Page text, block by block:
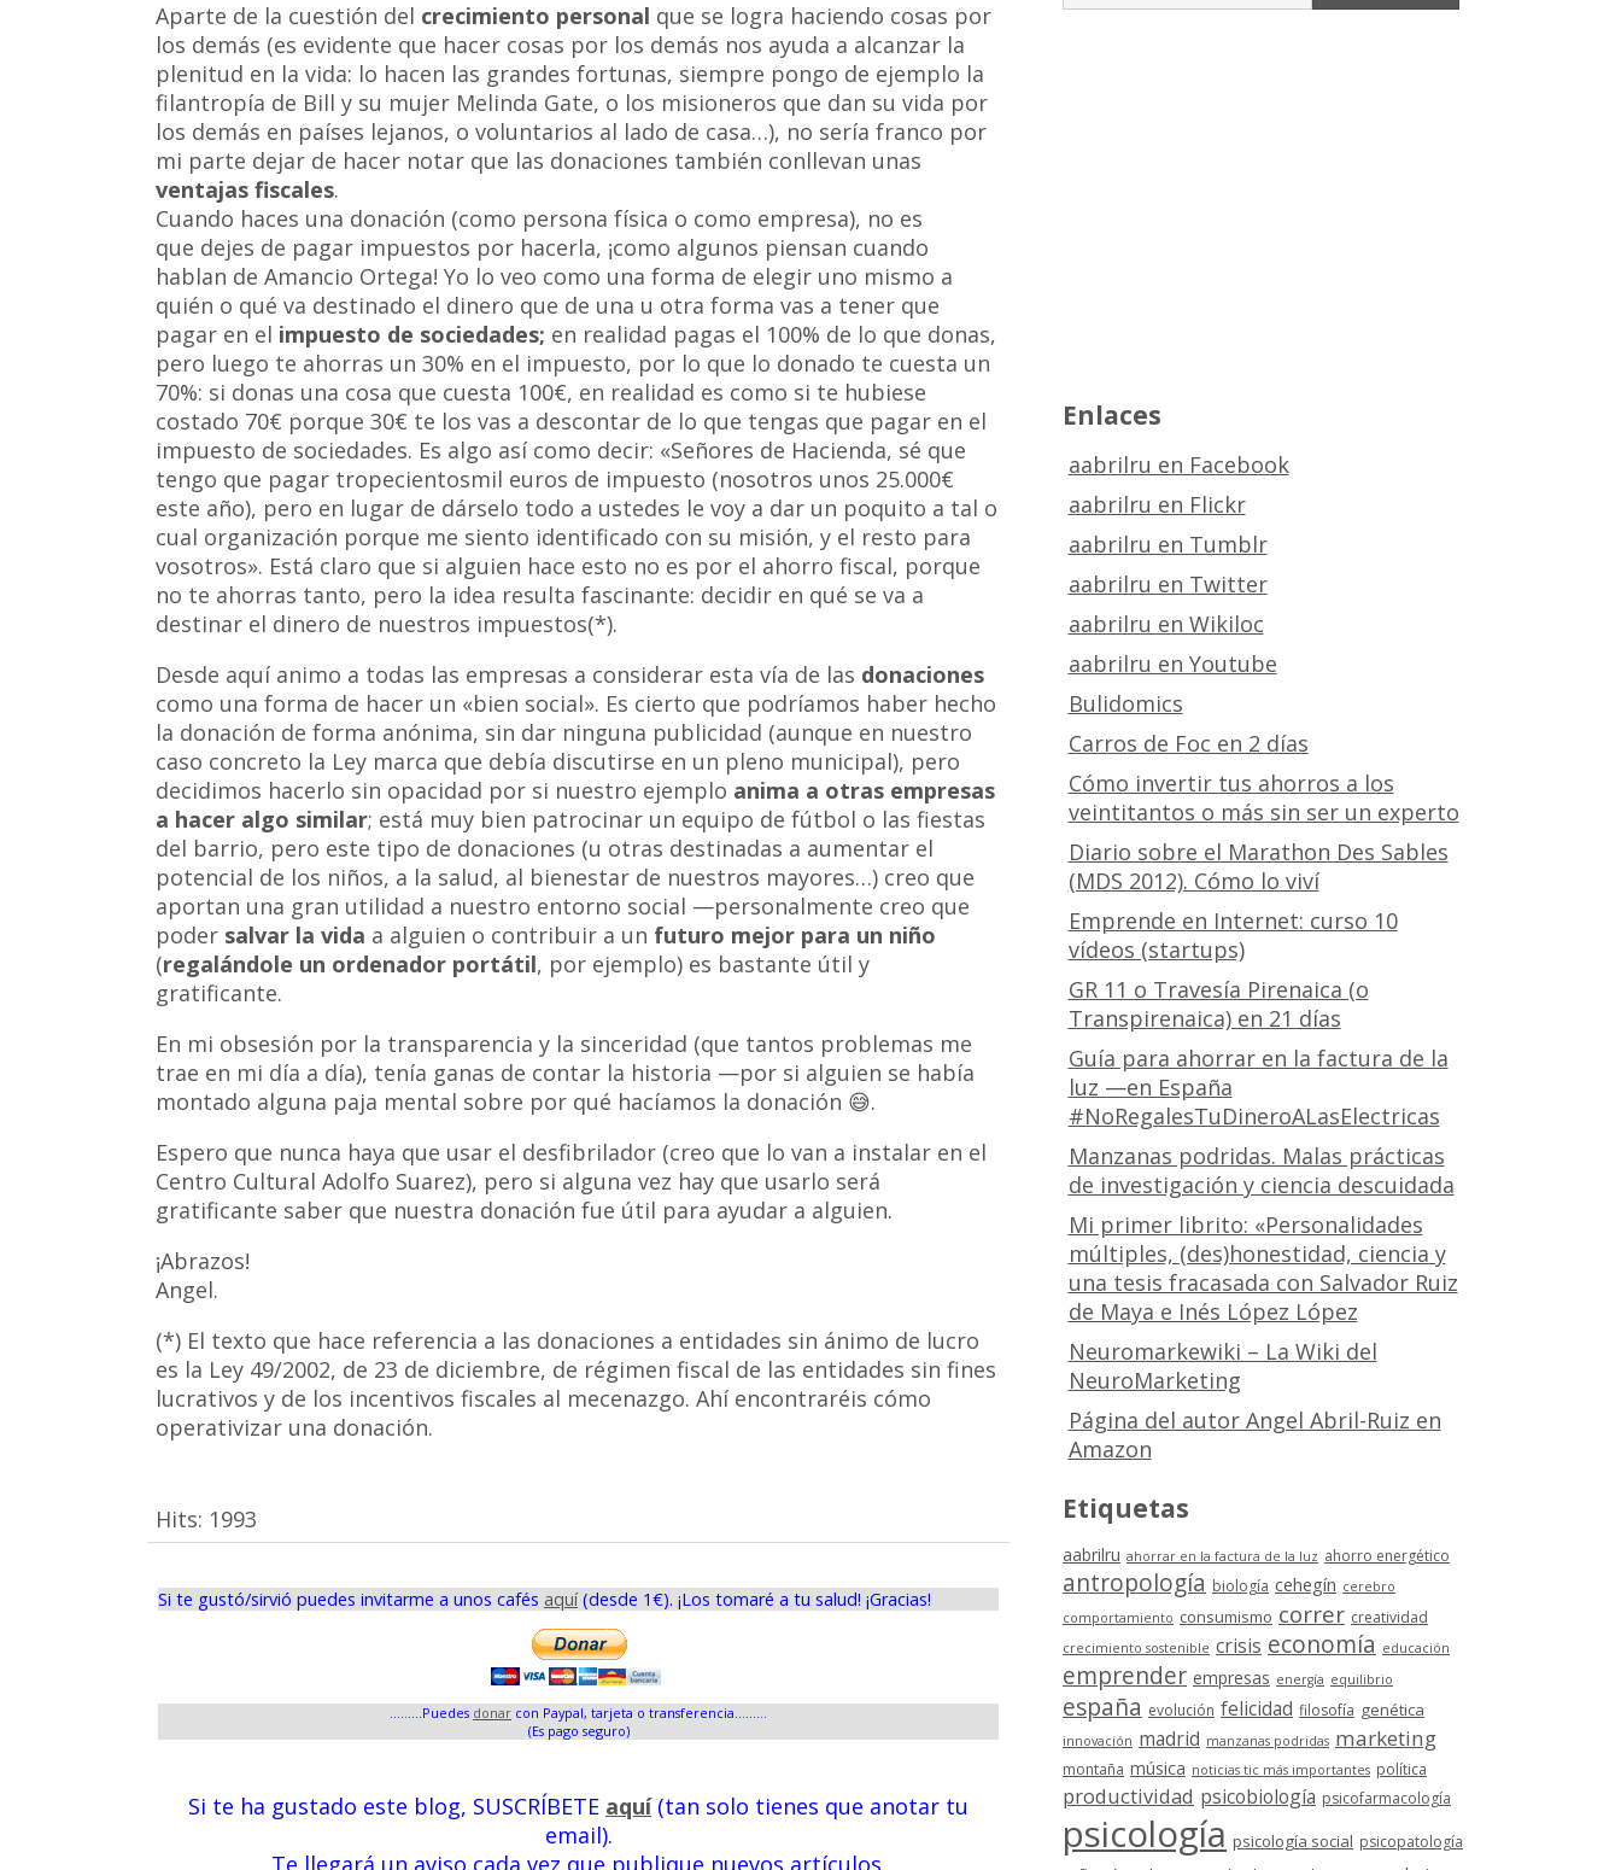
Aparte de la cuestión del crecimiento personal que se logra haciendo cosas por
los demás (es evidente que hacer cosas por los demás nos ayuda a alcanzar la
plenitud en la vida: lo hacen las grandes fortunas, siempre pongo de ejemplo la
filantropía de Bill y su mujer Melinda Gate, o los misioneros que dan su vida por
los demás en países lejanos, o voluntarios al lado de casa…), no sería franco por
mi parte dejar de hacer notar que las donaciones también conllevan unas
ventajas fiscales.
Cuando haces una donación (como persona física o como empresa), no es
que dejes de pagar impuestos por hacerla, ¡como algunos piensan cuando
hablan de Amancio Ortega! Yo lo veo como una forma de elegir uno mismo a
quién o qué va destinado el dinero que de una u otra forma vas a tener que
pagar en el impuesto de sociedades; en realidad pagas el 100% de lo que donas,
pero luego te ahorras un 30% en el impuesto, por lo que lo donado te cuesta un
70%: si donas una cosa que cuesta 100€, en realidad es como si te hubiese
costado 70€ porque 30€ te los vas a descontar de lo que tengas que pagar en el
impuesto de sociedades. Es algo así como decir: «Señores de Hacienda, sé que
tengo que pagar tropecientosmil euros de impuesto (nosotros unos 25.000€
este año), pero en lugar de dárselo todo a ustedes le voy a dar un poquito a tal o
cual organización porque me siento identificado con su misión, y el resto para
vosotros». Está claro que si alguien hace esto no es por el ahorro fiscal, porque
no te ahorras tanto, pero la idea resulta fascinante: decidir en qué se va a
destinar el dinero de nuestros impuestos(*).
Desde aquí animo a todas las empresas a considerar esta vía de las donaciones
como una forma de hacer un «bien social». Es cierto que podríamos haber hecho
la donación de forma anónima, sin dar ninguna publicidad (aunque en nuestro
caso concreto la Ley marca que debía discutirse en un pleno municipal), pero
decidimos hacerlo sin opacidad por si nuestro ejemplo anima a otras empresas
a hacer algo similar; está muy bien patrocinar un equipo de fútbol o las fiestas
del barrio, pero este tipo de donaciones (u otras destinadas a aumentar el
potencial de los niños, a la salud, al bienestar de nuestros mayores…) creo que
aportan una gran utilidad a nuestro entorno social —personalmente creo que
poder salvar la vida a alguien o contribuir a un futuro mejor para un niño
(regalándole un ordenador portátil, por ejemplo) es bastante útil y
gratificante.
En mi obsesión por la transparencia y la sinceridad (que tantos problemas me
trae en mi día a día), tenía ganas de contar la historia —por si alguien se había
montado alguna paja mental sobre por qué hacíamos la donación 😅.
Espero que nunca haya que usar el desfibrilador (creo que lo van a instalar en el
Centro Cultural Adolfo Suarez), pero si alguna vez hay que usarlo será
gratificante saber que nuestra donación fue útil para ayudar a alguien.
¡Abrazos!
Angel.
(*) El texto que hace referencia a las donaciones a entidades sin ánimo de lucro
es la Ley 49/2002, de 23 de diciembre, de régimen fiscal de las entidades sin fines
lucrativos y de los incentivos fiscales al mecenazgo. Ahí encontraréis cómo
operativizar una donación.
Hits: 1993
Si te gustó/sirvió puedes invitarme a unos cafés aquí(desde 1€). ¡Los tomaré a tu salud! ¡Gracias!
.........Puedes donar con Paypal, tarjeta o transferencia.........
(Es pago seguro)
Si te ha gustado este blog, SUSCRÍBETE aquí(tan solo tienes que anotar tu
email).
Te llegará un aviso cada vez que publique nuevos artículos.
Enlaces
aabrilru en Facebook
aabrilru en Flickr
aabrilru en Tumblr
aabrilru en Twitter
aabrilru en Wikiloc
aabrilru en Youtube
Bulidomics
Carros de Foc en 2 días
Cómo invertir tus ahorros a los
veintitantos o más sin ser un experto
Diario sobre el Marathon Des Sables
(MDS 2012). Cómo lo viví
Emprende en Internet: curso 10
vídeos (startups)
GR 11 o Travesía Pirenaica (o
Transpirenaica) en 21 días
Guía para ahorrar en la factura de la
luz —en España
#NoRegalesTuDineroALasElectricas
Manzanas podridas. Malas prácticas
de investigación y ciencia descuidada
Mi primer librito: «Personalidades
múltiples, (des)honestidad, ciencia y
una tesis fracasada con Salvador Ruiz
de Maya e Inés López López
Neuromarkewiki – La Wiki del
NeuroMarketing
Página del autor Angel Abril-Ruiz en
Amazon
Etiquetas
aabrilru ahorrar en la factura de la luz ahorro energético
antropología biología cehegín cerebro
comportamiento consumismo correr creatividad
crecimiento sostenible crisis economía educación
emprender empresas energía equilibrio
españa evolución felicidad filosofía genética
innovación madrid manzanas podridas marketing
montaña música noticias tic más importantes política
productividad psicobiología psicofarmacología
psicología psicología social psicopatología